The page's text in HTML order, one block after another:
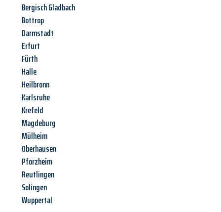
Bergisch Gladbach
Bottrop
Darmstadt
Erfurt
Fürth
Halle
Heilbronn
Karlsruhe
Krefeld
Magdeburg
Mülheim
Oberhausen
Pforzheim
Reutlingen
Solingen
Wuppertal